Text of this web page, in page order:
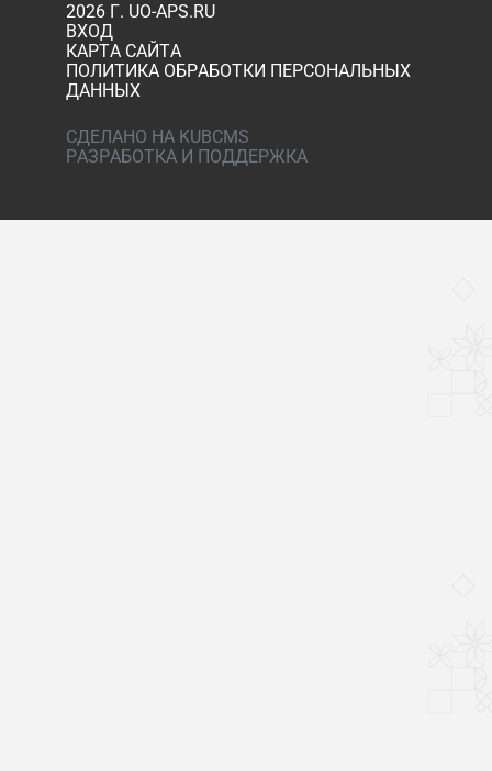
2026 Г. UO-APS.RU
ВХОД
КАРТА САЙТА
ПОЛИТИКА ОБРАБОТКИ ПЕРСОНАЛЬНЫХ
ДАННЫХ
СДЕЛАНО НА KUBCMS
РАЗРАБОТКА И ПОДДЕРЖКА